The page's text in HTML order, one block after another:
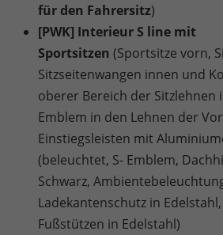
für den Fahrersitz)
[PWK] Interieur S line mit
Sportsitzen (Sportsitze vorn,
Sitzseitenwangen innen und
oberer Bereich der Sitzlehnen
Emblem in den Lehnen der
Einstiegsleisten mit
(beleuchtet, S- Emblem,
Schwarz,
Ladekantenschutz in
Fußstützen in Edelstahl)